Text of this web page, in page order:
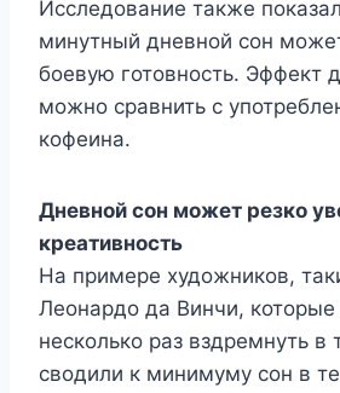
Исследование также
минутный дневной сон
боевую готовность. Эффект
можно сравнить с
кофеина.
Дневной сон может резко
креативность
На примере художников,
Леонардо да Винчи, которые
несколько раз вздремнуть в
сводили к минимуму сон в